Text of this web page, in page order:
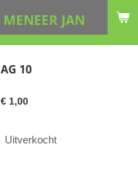
JAN
AG 10
€ 1,00
Uitverkocht